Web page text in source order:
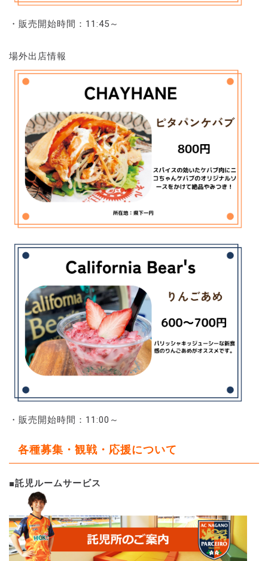
・販売開始時間：11:45～
場外出店情報
・販売開始時間：11:00～
各種募集・観戦・応援について
■託児ルームサービス